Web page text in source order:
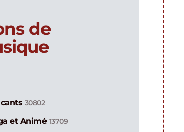
de
30802
et Animé 13709